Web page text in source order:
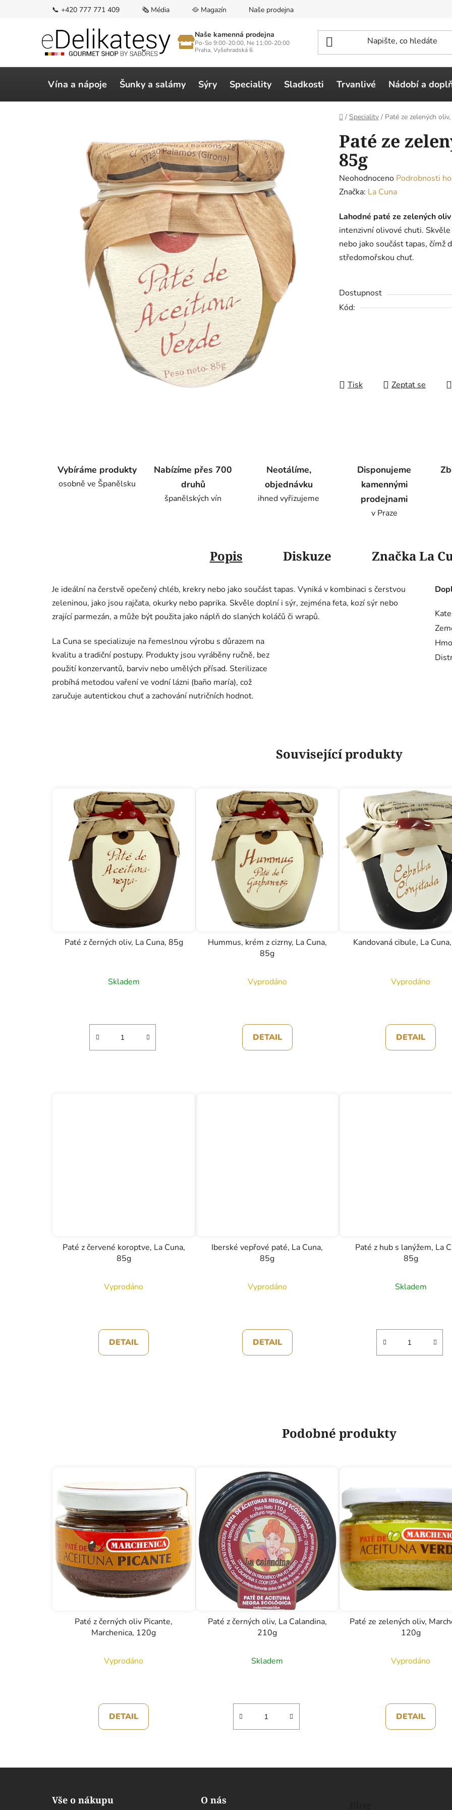
📞 +420 777 771 409 🗞️ Média 🥘 Magazín Naše prodejna
Naše kamenná prodejna
Po-So 9:00-20:00, Ne 11:00-20:00
Praha, Vyšehradská 6
Vína a nápoje Šunky a salámy Sýry Speciality Sladkosti Trvanlivé Nádobí a
Domů
/ Speciality / Paté ze zelených
Paté ze
85g
Průměrné
hodnocení
je
0,0
z
5
Neohodnoceno Podrobnosti
Značka: La Cuna
Lahodné paté ze zelenýcholiv
intenzivní olivové chuti. Skvěle
nebo jako součásttapas, čímž
středomořskou chuť.
Dostupnost
Kód:
Tisk Zeptat se
Vybíráme produkty
osobně ve Španělsku
Nabízíme přes 700
druhů
španělských vín
Neotálíme,
objednávku
ihned vyřizujeme
Disponujeme
kamennými
prodejnami
v Praze
Popis Diskuze ZnačkaLa
Je ideální načerstvě opečenýchléb, krekry nebo jako součásttapas. Vynikáv kombinaci s čerstvou
zeleninou, jako jsou rajčata, okurky nebo paprika. Skvěle doplní i sýr, zejménafeta, kozí sýr nebo
zrající parmezán, a může být použita jako náplň do slaných koláčů či wrapů.
La Cuna se specializuje na řemeslnou výrobu s důrazem na
kvalitu a tradiční postupy. Produkty jsou vyráběny ručně, bez
použití konzervantů, barviv nebo umělých přísad. Sterilizace
probíhá metodou vaření ve vodní lázni (baño maría), což
zaručuje autentickou chuť a zachování nutričních hodnot.
Související produkty
Paté z černých oliv, La Cuna, 85g
Skladem
Hummus, krém z cizrny, La Cuna,
85g
Vyprodáno
DETAIL
Kandovaná cibule, La
Vyprodáno
DETAIL
Paté z červené koroptve, La Cuna,
85g
Vyprodáno
DETAIL
Iberské vepřové paté, La Cuna,
85g
Vyprodáno
DETAIL
Paté z hub s lanýžem, La
85g
Skladem
Podobné produkty
Paté z černých oliv Picante,
Marchenica, 120g
Vyprodáno
DETAIL
Paté z černých oliv, La Calandina,
210g
Skladem
Paté ze zelených oliv,
120g
Vyprodáno
DETAIL
Vše o nákupu O nás